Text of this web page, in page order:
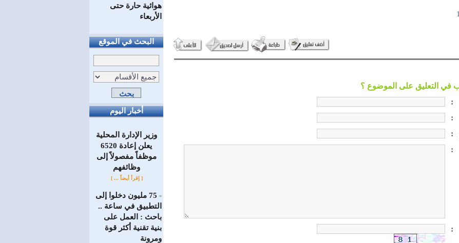
هوائية حارة حتى
الأربعاء
البحث في الموقع
أخبار اليوم
وزير الإدارة المحلية
يعلن إعادة 6520
موظفاً مفصولاً إلى
‏وظائفهم
[ إقرأ أيضاً ... ]
=
75 مليون دخلوا إلى
التطبيق في ساعة ..
باحث : العمل على
بنية تقنية أكثر قوة
ومرونة
:
:
:
:
: